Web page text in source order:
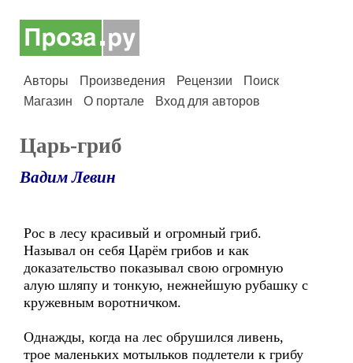
Авторы Произведения Рецензии
Поиск
Магазин
О портале Вход для авторов
Царь-гриб
Вадим Левин
Рос в лесу красивый и огромный гриб.
Называл он себя Царём грибов и как
доказательство показывал свою огромную
алую шляпу и тонкую, нежнейшую рубашку с
кружевным воротничком.
Однажды, когда на лес обрушился ливень,
трое маленьких мотыльков подлетели к грибу